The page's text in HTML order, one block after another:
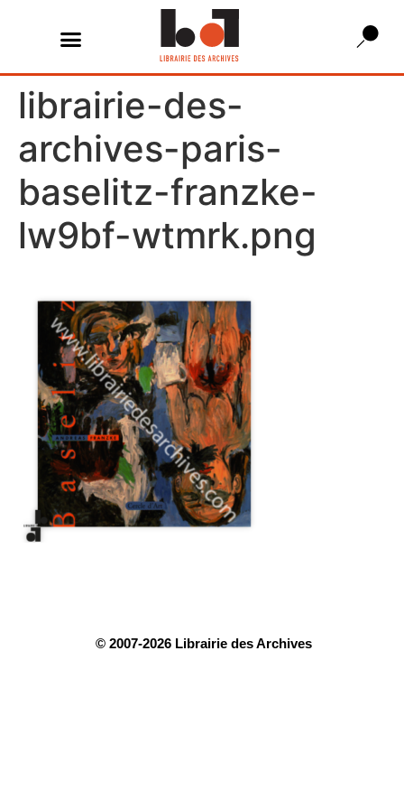
librairie-des-
archives-paris-
baselitz-franzke-
lw9bf-wtmrk.png
© 2007-2026 Librairie des Archives